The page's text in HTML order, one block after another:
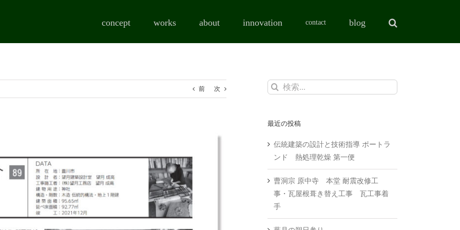
concept works about innovation contact blog
前 次
検
最近の投稿
伝統建築の設計と技術指導 ポートラ
ンド 熱処理乾燥 第一便
曹洞宗 原中寺 本堂 耐震改修工
事・瓦屋根葺き替え工事 瓦工事着
手